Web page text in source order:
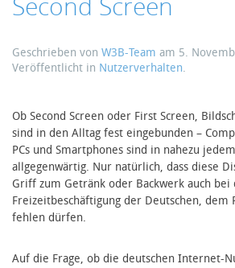
Geschrieben von W3B-Team am 5.
Veröffentlicht in Nutzerverhalten.
Ob Second Screen oder First Screen,
sind in den Alltag fest eingebunden –
PCs und Smartphones sind in nahezu
allgegenwärtig. Nur natürlich, dass diese
Griff zum Getränk oder Backwerk auch
Freizeitbeschäftigung der Deutschen, dem
fehlen dürfen.
Auf die Frage, ob die deutschen Internet-